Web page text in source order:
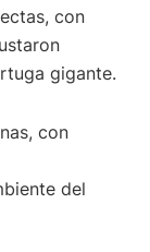
con
gigante.
con
del